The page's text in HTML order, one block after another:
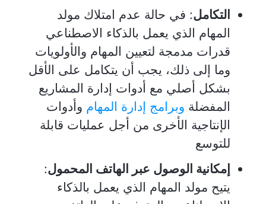
التكامل: في حالة عدم امتلاك مولد
المهام الذي يعمل بالذكاء الاصطناعي
قدرات مدمجة لتعيين المهام والأولويات
وما إلى ذلك، يجب أن يتكامل على الأقل
بشكل أصلي مع أدوات إدارة المشاريع
المفضلة وبرامج إدارة المهام وأدوات
الإنتاجية الأخرى من أجل عمليات قابلة
للتوسع
إمكانية الوصول عبر الهاتف المحمول:
يتيح مولد المهام الذي يعمل بالذكاء